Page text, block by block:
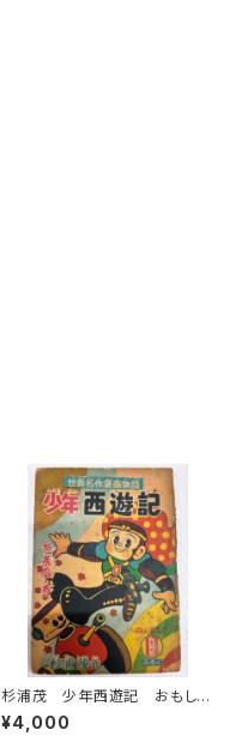
杉浦茂 少年西遊記 おもしろ
ブック９月号付録 1956年 集
英社
¥4,000